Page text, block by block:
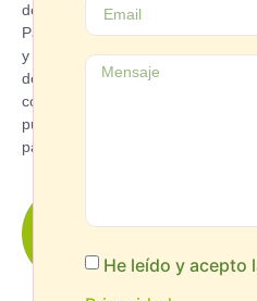
de
Parekide
y
de
como
puedes
participar.
Saber
Más?He leído y acepto